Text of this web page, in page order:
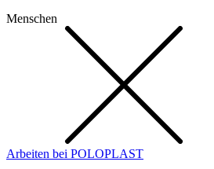
Menschen
Arbeiten bei POLOPLAST